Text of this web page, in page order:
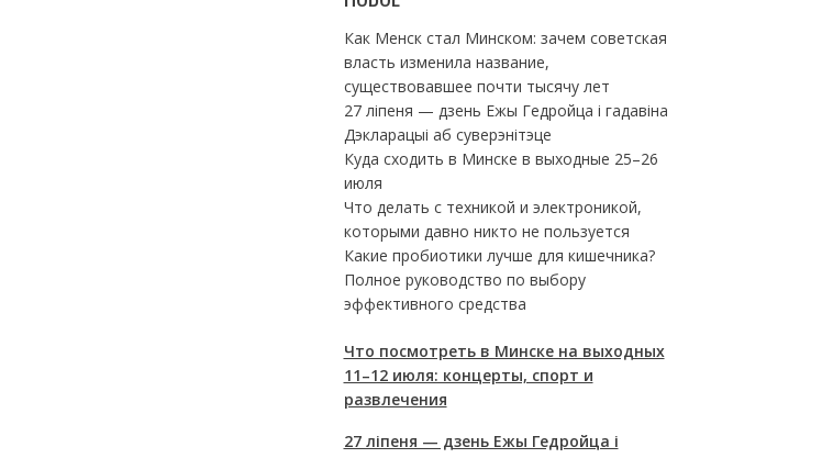
Как Менск стал Минском: зачем советская
власть изменила название,
существовавшее почти тысячу лет
27 ліпеня — дзень Ежы Гедройца і гадавіна
Дэкларацыі аб суверэнітэце
Куда сходить в Минске в выходные 25–26
июля
Что делать с техникой и электроникой,
которыми давно никто не пользуется
Какие пробиотики лучше для кишечника?
Полное руководство по выбору
эффективного средства
Что посмотреть в Минске на выходных
11–12 июля: концерты, спорт и
развлечения
27 ліпеня — дзень Ежы Гедройца і